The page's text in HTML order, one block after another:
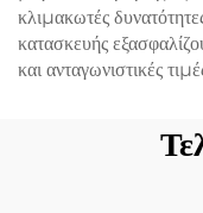
κλιμακωτές
κατασκευής
και ανταγωνιστικές